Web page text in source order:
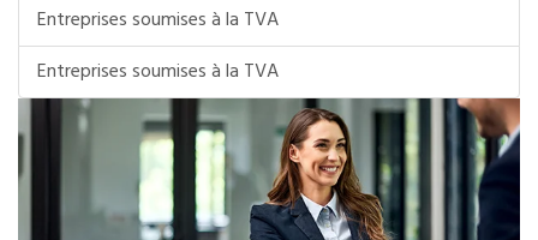
Entreprises soumises à la TVA
Entreprises soumises à la TVA